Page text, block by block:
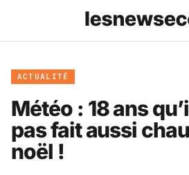
ACTUALITÉ
Météo : 18 ans
pas fait aussi
noël !